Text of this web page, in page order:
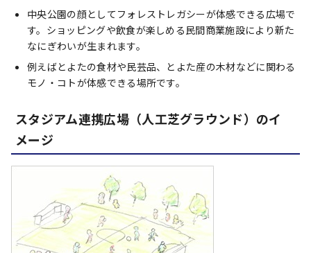
中央公園の顔としてフォレストレガシーが体感できる広場で
す。ショッピングや飲食が楽しめる民間商業施設により新た
なにぎわいが生まれます。
例えばとよたの食材や民芸品、とよた産の木材などに関わる
モノ・コトが体感できる場所です。
スタジアム連携広場（人工芝グラウンド）のイ
メージ